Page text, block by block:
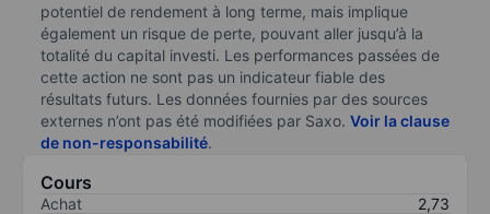
potentiel de rendement à long terme, mais implique
également un risque de perte, pouvant aller jusqu’à la
totalité du capital investi. Les performances passées de
cette action ne sont pas un indicateur fiable des
résultats futurs. Les données fournies par des sources
externes n’ont pas été modifiées par Saxo. Voir la clause
de non-responsabilité.
Cours
Achat
2,73